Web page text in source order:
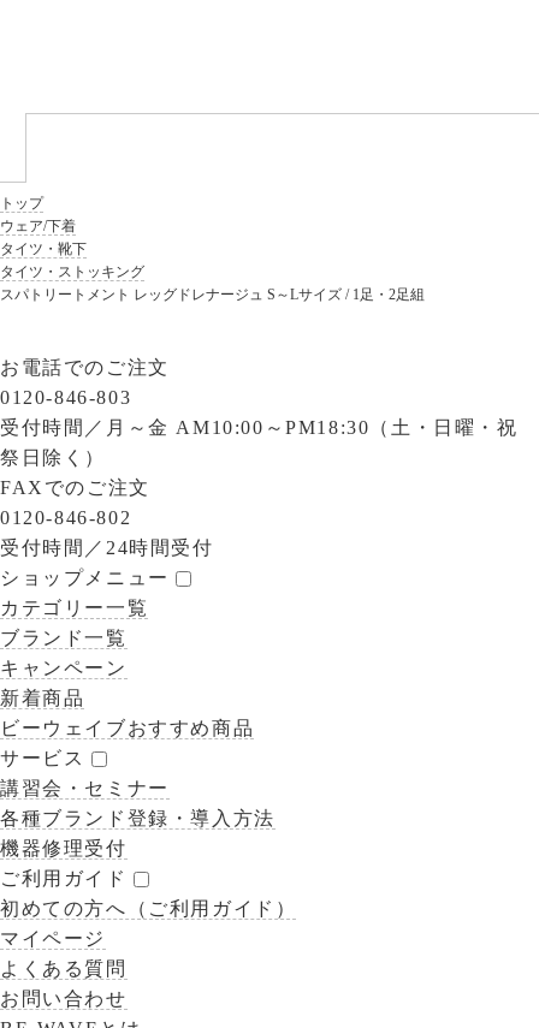
トップ
ウェア/下着
タイツ・靴下
タイツ・ストッキング
スパトリートメント レッグドレナージュ S～Lサイズ / 1足・2足組
お電話でのご注文
0120-846-803
受付時間／ 月～金 AM10:00～PM18:30（土・日曜・祝
祭日除く）
FAXでのご注文
0120-846-802
受付時間／ 24時間受付
ショップメニュー
カテゴリー一覧
ブランド一覧
キャンペーン
新着商品
ビーウェイブおすすめ商品
サービス
講習会・セミナー
各種ブランド登録・導入方法
機器修理受付
ご利用ガイド
初めての方へ（ご利用ガイド）
マイページ
よくある質問
お問い合わせ